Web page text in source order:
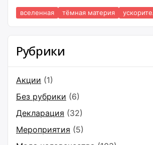
Рубрики
Акции (1)
Без рубрики (6)
Декларация (32)
Мероприятия (5)
проведения прецизионных
которые позволят не только
тонкие измерения
электрический дипольный
вселенная тёмная материя